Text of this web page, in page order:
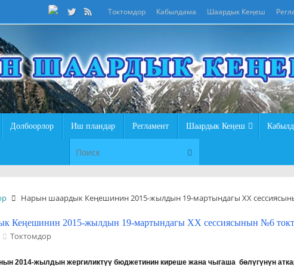
Токтомдор Кабылдама Шаардык Кеңеш
Долбоорлор Иш пландар Регламент Шаардык Кеңеш
Поиск
Нарын шаардык Кеңешинин 2015-жылдын 19-мартындагы XX
Кеңешинин 2015-жылдын 19-мартындагы XX сессиясынын №6
Токтомдор
2014-жылдын жергиликтүү бюджетинин киреше жана чыгаша бөлүгүнүн